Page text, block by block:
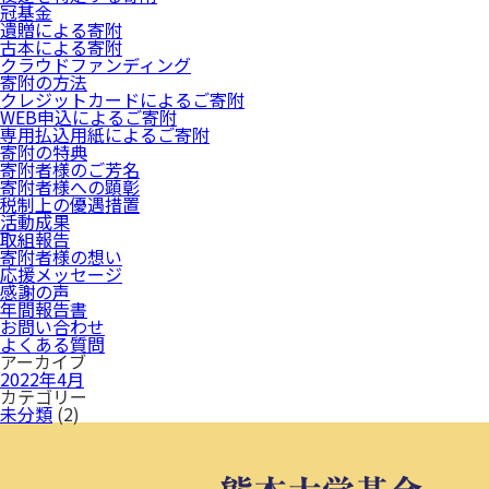
冠基金
遺贈による寄附
古本による寄附
クラウドファンディング
寄附の方法
クレジットカードによるご寄附
WEB申込によるご寄附
専用払込用紙によるご寄附
寄附の特典
寄附者様のご芳名
寄附者様への顕彰
税制上の優遇措置
活動成果
取組報告
寄附者様の想い
応援メッセージ
感謝の声
年間報告書
お問い合わせ
よくある質問
アーカイブ
2022年4月
カテゴリー
未分類 (2)